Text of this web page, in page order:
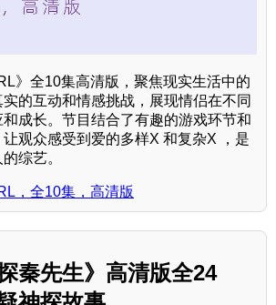
》全10集高清版，聚焦现实生活中的
的互动和情感挑战，展现情侣在不同
成长。节目结合了有趣的游戏环节和
观众感受到爱的多样X 和复杂X ，是
综艺。
，全10集，高清版
秦先生》高清版全24